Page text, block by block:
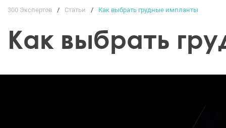
300 Экспертов Статьи Как выбрать грудные импланты
Как выбрать